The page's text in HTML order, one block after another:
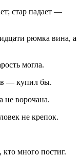
стар падает —
рюмка вина, а
могла.
— купил бы.
не ворочана.
не крепок.
кто много постиг.